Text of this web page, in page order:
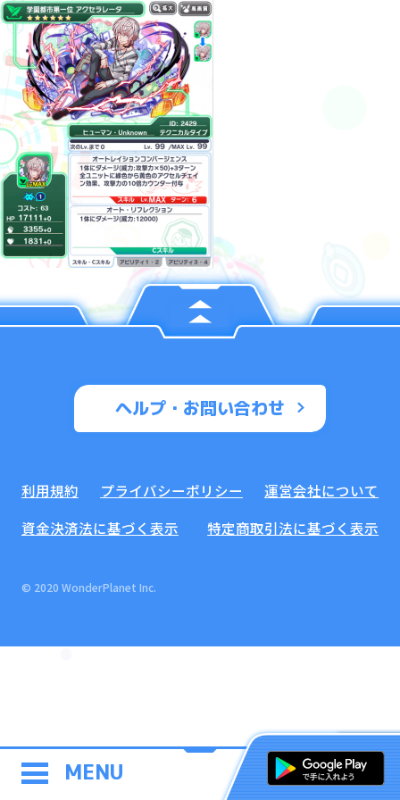
MENU
ヘルプ・お問い合わせ
利用規約 プライバシーポリシー
運営会社について
資金決済法に基づく表示
特定商取引法に基づく表示
© 2020 WonderPlanet Inc.